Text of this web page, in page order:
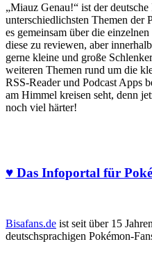
„Miauz Genau!“ ist der deutsche
unterschiedlichsten Themen der
es gemeinsam über die
diese zu reviewen, aber
gerne kleine und große
weiteren Themen rund um die
RSS-Reader und Podcast Apps
am Himmel kreisen seht, denn
noch viel härter!
♥ Das Infoportal für
Bisafans.de ist seit über 15
deutschsprachigen Pokémon-